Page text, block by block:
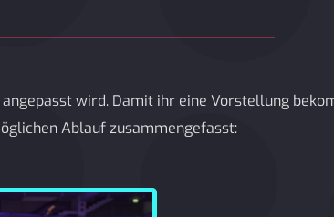
wird. Damit ihr eine Vorstellung
Ablauf zusammengefasst: